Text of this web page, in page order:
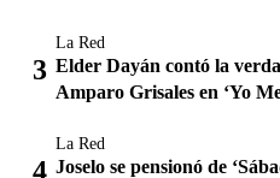
La Red
Elder Dayán contó la
Amparo Grisales en ‘Yo
La Red
Joselo se pensionó de